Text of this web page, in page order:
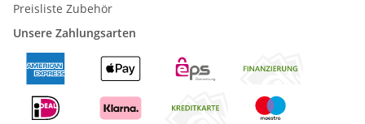
Preisliste Zubehör
Unsere Zahlungsarten